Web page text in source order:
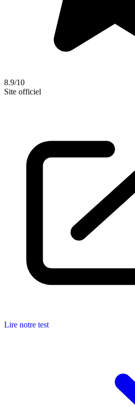
8.9/10
Site officiel
Lire notre test